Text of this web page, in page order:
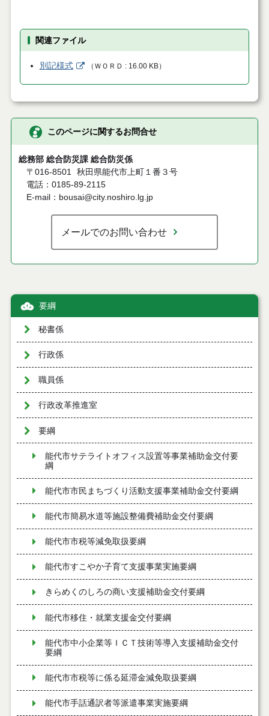
関連ファイル
別記様式 （ ＷＯＲＤ 16.00 KB）
このページに関するお問合せ
総務部 総合防災課 総合防災係
〒016-8501
秋田県能代市上町１番３号
電話：0185-89-2115
E-mail：bousai@city.noshiro.lg.jp
メールでのお問い合わせ
要綱
秘書係
行政係
職員係
行政改革推進室
要綱
能代市サテライトオフィス設置等事業補助金交付要
綱
能代市市民まちづくり活動支援事業補助金交付要綱
能代市簡易水道等施設整備費補助金交付要綱
能代市市税等減免取扱要綱
能代市すこやか子育て支援事業実施要綱
きらめくのしろの商い支援補助金交付要綱
能代市移住・就業支援金交付要綱
能代市中小企業等ＩＣＴ技術等導入支援補助金交付
要綱
能代市市税等に係る延滞金減免取扱要綱
能代市手話通訳者等派遣事業実施要綱